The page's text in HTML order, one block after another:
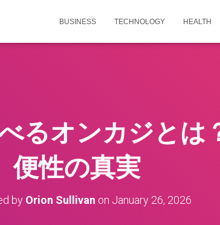
BUSINESS TECHNOLOGY HEALTH
るオンカジとは
便性の真実
by Orion Sullivan on January 26, 2026